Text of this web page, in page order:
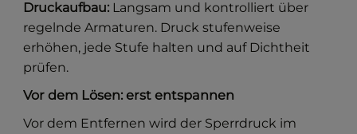
Druckaufbau: Langsam und kontrolliert über
regelnde Armaturen. Druck stufenweise
erhöhen, jede Stufe halten und auf Dichtheit
prüfen.
Vor dem Lösen: erst entspannen
Vor dem Entfernen wird der Sperrdruck im